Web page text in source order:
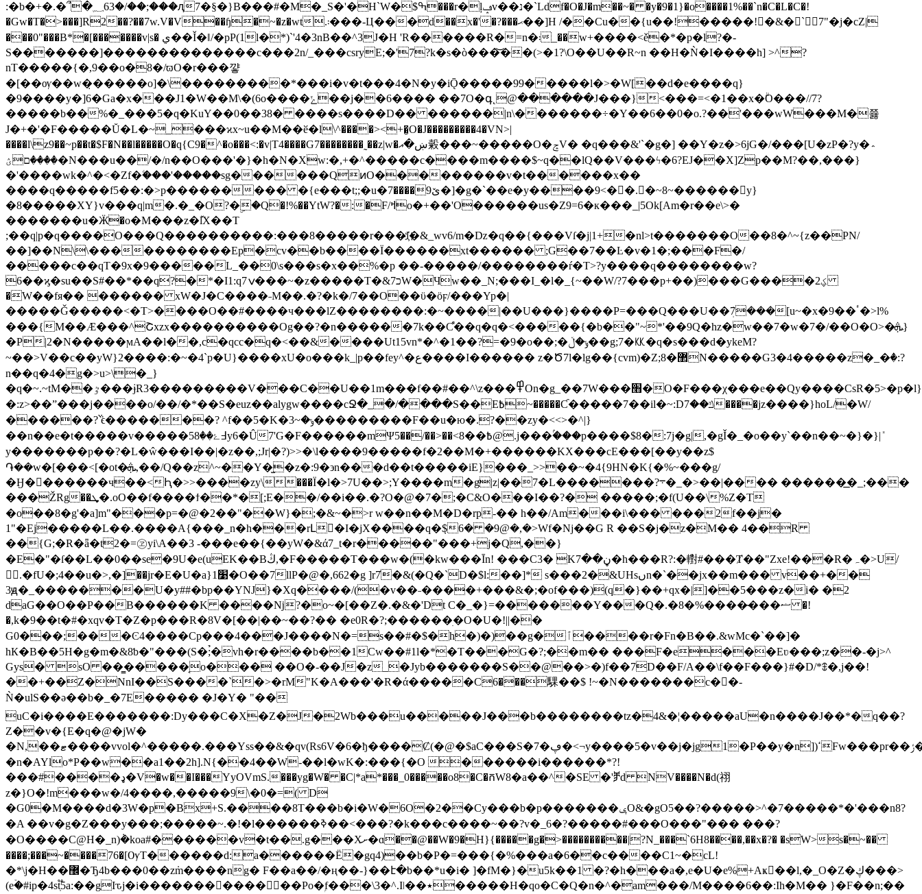
:�b�+�.�՞�؁63�/��;���ԯ7�§�}B���#�M�_S�'�H`W�$ߒ���r�ļݡv��נ�`Ldf�O�J�m��~� �y�9�1}�o����1%��`n�C�L�C�!
�Gw�T�>���]R2��?��7w.V�V��ɧ�~�z�wt.܃���-Ц���d��x�'�?���ޙ��]H /��Cu��{u��!�����!�&�`7"�j�cΖ|
���0"���B*�[�������v|s� ي��Ǐ�ǁ/�pP(1l�*)`'4�3nB��^3J�H 'R������R�=n�܃_��w+����<ě�*�p�l?�-
S�������]��������������c���2n/_���csryE;�'7?k�s�ò���͝��(>�1?\O��U��R~n ��Η�Ǹ�I����h] >^?
nT�����{�,9��o�8�/ϖO�r���꺟
�[��ѹ��w�̣�����o]�\���������*���i�v�t���4�N�y�iǬ�����99�����l�>�W[��d�e����q}
�9����y�]6�Ga�x���J1�W��M\�(6o����ݺ��j��6���� ��7O�գ˛@������J���}<���=<�1��x�ۗO���//7?
�����b��%�_���5�q�KuY��0��38� ����s����D�� ������|n\�������÷�Y��6��0�o.?��'���wW���M�쬻
J�+�'�F�����Ŭ�L�~_���ϰx~u��M��ӗ�l\^����><+�̮O�J���������4�VN>|
����l\z9��~p��t�$F�N��l�����O�q{C9�^�o���<:�v|T4����G7��������˷��z|w�ښ�އ糓���~�����O�ݘV� �q���&'`�g�] ��Y�z�>6jG�/���[U�zP�?y�؞
����םؽ�N���u��/�/n��O���'�}�h�N�Xw:�,+�^�����c����m����$~q��lԚ��V���ϟ�6?EJ��X]Zp��M?��,���}
�'����wk�^�<�Zf�ۧ���'�����sg������QͷO���������v�t������x��
����q�����f5��:�>p��������� �{e���t;;�u�ێ9����7�]�g�`��e�y����9<��.�~8~������y}
�8�����XY}v���q|m�.�_�O?�ۣ�Q�!%��YtW?�:�F/ߞo�+��'O������us�Z9=6�к���_|5Ok[Am�r��e\>�
�������u�Ӝ�o�M���z�ٚlX��T
;��q|p�q����O���Q����������:���8�����r���l҉�&_wv6/m�ǲ�q��{���Vſ�j|1+�nl>t�������O��8�^~{z��PN/
��]��N\\�����������Ep�cv��b����Ï������xt������ ;G��7��Ŀ�v�1�;���F�/
�����c��qT�9x�9�����L_��0\s���s�x��%�p ��-�����/��������ŕ�T>?y����q��������w?
6��ϗ�su��S#��*��q?�*�I1:q7ݍ���~�z�����T�&כ7W�Чw��_N;���I_�l�_{~��W/?7���p+��)���G����2ؼ
�W��fя�� ������ xW�J�C����˗M��.�?�k�/7��O��ϋ�ӧϝ/���Yp�|
�����Ǧ�����<�T>����O��#����ч���lZ��������:�~����|��U���}����P=���Q���U��ܲ7���[u~�x�9��ٴ�>l%
���{M��Æ���^Շxzx����������Og��?�n������7k��Ƈ͛��q�q�<�����{�b��"~*'��9Q�hz�w��7�w�7�/��O�O>�ܞ}
�P|2�N�����ϻA��l��,c�qcc�q�<��&����Ut15vn*�^�1��?=�9�o��;�ݸ�ڵ��g;7�㏍�q�s���d�ykeM?
~��>V��c��yW}2����:�~�4`p�U}����xU�o���k_|p��fey^�ع����I������ z�Ծ7l�lg��{cvm)�Z;8�޲N�����G3�4�����z�_�ٛ�:?
n��q�4�g�>u>\�_}
�q�~.~tM��ٷ���ɉR3���������V���C��U��1m���f��#��^\z���߾On�g_��7W���׫�O�F���χ���e��Qy����CsR�5>�p�l}8W�͍�����������������Fb��j�[�'ǝ�α��uy�s1(~9��w���i|
�:z>��ˮ���j����o/��/�*��S�euz��alygw����cՋ�_�/����S��E߿~�����Ƈ�����7��il�~:Dݿ��7����jz����}hoL/�W/
������?݅՝ϵ�������? ^f��5�K�ݸ�~3���������F��u�ю�.?��zy�<<>�^|}
��n��e�t�����v�����߃ۓ��58y6�Û7'G�F������mΨ߿��8>��<��/��5@.j���ۢ���p����$8�:7j�g|,�gǏ�_�o��y`��n��~�}�}|ܺ
y�������p��?�L�ŵ���I��|�z��,;Jr|�?)>>�\l����9�����f�2��M�+������KX���cE���[��y��z$
֏��w�[���<[�ot�ܞ,��/Q��z^~��Y�̫�z�:9�϶n���d��t�����iE}���_>>��~�4{9HN�K{�%~���g/
�Ӈ�������ч��<Ԧ�>>����zy\���Ϊ�l�>7U��>;Y����m�gͦ|z|��7�L�������?܋�_�˃��|���� �������͟_;���
���ŽRg��ܜ�.oO��f����ϯ��*�[;E��/��i��.�?O�@�7�;�C&O���I��?� �����;�f(U��\%Z�T
�o��8�g'�a]m"���p=�@�2��"��W}�;�&~�>r w��n��M�D�rp-�� h��/Am���i\��� ���2f��j�
1"�Ej�����L��.����A{���_n�h���rԼ�I�jX����q�݀$6� �9@�,�>Wf�Nj��G R ��S�j�z�M�� 4��R
��{G;�R�ǟ�t2�=㋽yi\A��3 -���e��{��yW�&ά7_t�r�����"���+j�Q,��}
�E�"�ſ��L��0��se�9U�e(uEK��Bڭ,�F�����T���w�(�kw���Īn! ���C3� Kڼ��7�h���R?:�轛#���Ⱦ��"Zxe!���R�ہ�>U/
.�fU�;4��u�>,�]��jr�E�U�a}1׹�O��7llP�@�,662�g ]r7̔�&(�Q�`D�$l:��]* s���2�&UHsںn�`��jx��m��� v��+��
3ԭ�_�������U�y##�bp��YNJ}�Xq����/(�v��˗����+���&�;�of���)(q�}��+qx�|]��5���z�i� �2
daG��O��P��B������K ����ǋ?�o~�[��Z�.�&�'Dt C�_�}=�������Y���Q�.�8�%����̴���ޟ �!
�,k�9��t�#�xqv�T�Z�p���R�8V�[��|��~��?�� �e0R�?;� �����ׅ�O�U�!||��
G0���;���Ͼ4����Cp���4���J����N�=s��#�$�h�)�)��g�ٱ����r�Fn�B��.&wMc�`��]�
hК�B��5H�g�m�&8ƅ�"���(S�;̉�vh�r����b��1Cw��#1l�*�T���G�?;��m�� ���F�e���Eʋ���;z��-�j>^
Gys� sO ��͇�����͔o��� ��O�-��J�z_�Jyb�������S��@��>�)f��7D��F/A��\f��F���}#�D/*ꇞ�,j��!
��+��Z�NnI��S����`�>�rM"K�A���'�R�ά�����C6���騍��$ !~�N�������c��-
Ǹ�ulS��ә��b�_�7E����� �J�Y� "��
uC�i����E�������:Dy���C�X�Z�J�2Wb���u�����J���b��������tz�4&�¦�����aU�n����J��*�q��?
Z��v�{E�q�@�jW�
�N,��ޓ����vvol�^�����.���Yss��&�qv(Rs6V�6�ђ����Ȼ(�@�$aC���S�7�ڥ�<¬y����5�v��j�jg1�P��y�n])ߵFw���pr��ݬ���Sf�/
�n�AYlo*P��w��a1��2h].N{��4��W-��l�wK�:���{�O ������i������*?!
���#����ډ�V�w��I���YyOVmS.���yg�W� �C|*a*���_0�����o8�C�កW8�a��^�SE �'ⶫd NV����N�d(祤
z�}O�!m���w�/4����,�����9\�0�=( D
�G0�M����d�3W�p�Bx+S.����8T���b�i�W�6O�2��Cy���b�p�������ݷO&�gO5��?�����>^�7�����*�'���n8?
�A ��v�g�Z���y���;�����~.�!�l������ߢ��<���?�k���c����~��?v�_6�?�����#���O���"��� ���?
�O����C@H�_n)݃�koa#������v�t��.g���Xށ�ɑ��@��W�9�H}{�����g�>����������|?N_���`6H8����,��x�?� �sW>s�~��
����;���~����76�[ѸT������d:a������Ë�gq4)��b�P�=���{�%���a�6��c����C1~�cL!
�*\j�H��޼�Ђ4b���0��z݁m����ng� F��a��/�ң��-}��է�b��*u�i� ]�fМ�}�u5k��1 �?�h���a�,e�U�e%+Aҝ��l,�_O�Z�ڮ���>
(eۡ�#ip�4stֽ֟5a:��gIԏj�i�������������Po�ۭf���\3�^.Iǀ��٭�����H�qo�C�Q�n�^�am���/M����6��:Ih�M�� }�F��n;��